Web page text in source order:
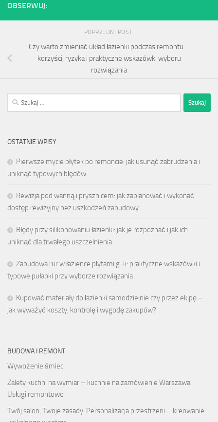
OBSERWUJ:
POPRZEDNI POST
Czy warto zmieniać układ łazienki podczas remontu –
korzyści, ryzyka i praktyczne wskazówki wyboru
rozwiązania
Szukaj:
OSTATNIE WPISY
Pierwsze mycie płytek po remoncie: jak usunąć zabrudzenia i
uniknąć typowych błędów
Rewizja pod wanną i prysznicem: jak zaplanować i wykonać
dostęp rewizyjny bez uszkodzeń zabudowy
Błędy przy silikonowaniu łazienki: jak je rozpoznać i jak ich
uniknąć dla trwałego uszczelnienia
Zabudowa rur w łazience płytami g-k: praktyczne wskazówki i
typowe pułapki przy wyborze rozwiązania
Kupować materiały do łazienki samodzielnie czy przez ekipę –
jak wyważyć koszty, kontrolę i wygodę zakupów?
BUDOWA I REMONT
Wywożenie śmieci
Zalety kuchni na wymiar – kuchnie na zamówienie Warszawa.
Usługi remontowe
Twój salon, Twoje zasady: Personalizacja przestrzeni – kreowanie